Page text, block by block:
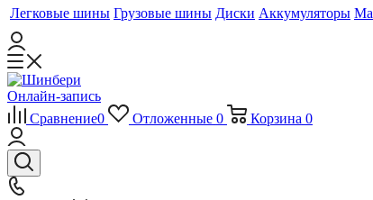
Легковые шины Грузовые шины Диски Аккумуляторы
Онлайн-запись
Сравнение0 Отложенные 0 Корзина 0